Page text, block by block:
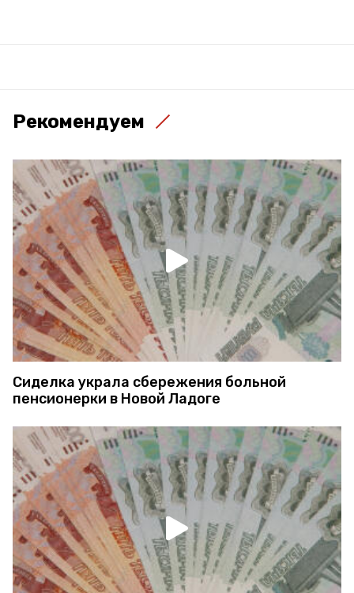
Рекомендуем
Сиделка украла сбережения больной
пенсионерки в Новой Ладоге